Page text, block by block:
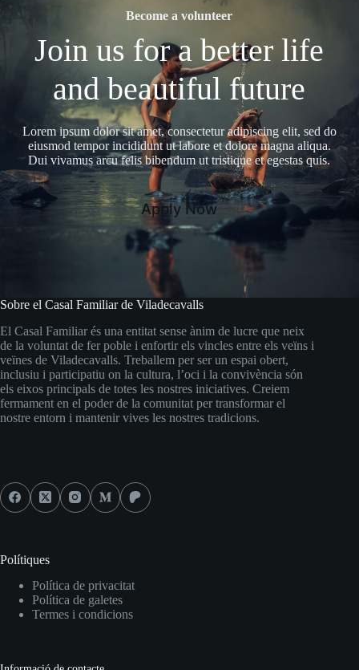
Become a volunteer
Join us for a better life
and beautiful future
Lorem ipsum dolor sit amet, consectetur adipiscing elit, sed do
eiusmod tempor incididunt ut labore et dolore magna aliqua.
Dui vivamus arcu felis bibendum ut tristique et egestas quis.
Apply Now
Sobre el Casal Familiar de Viladecavalls
El Casal Familiar és una entitat sense ànim de lucre que neix
de la voluntat de fer poble i enfortir els vincles entre els veïns i
veïnes de Viladecavalls. Treballem per ser un espai obert,
inclusiu i participatiu on la cultura, l’oci i la convivència són
els eixos principals de totes les nostres iniciatives. Creiem
fermament en el poder de la comunitat per transformar el
nostre entorn i mantenir vives les nostres tradicions.
Polítiques
Política de privacitat
Política de galetes
Termes i condicions